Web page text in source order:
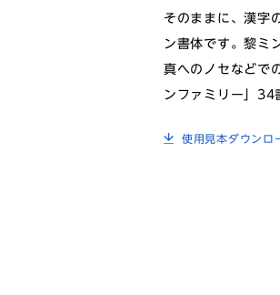
そのままに、漢字
ン書体です。黎ミ
真へのノセなどで
ンファミリー」34
使用見本ダウンロ